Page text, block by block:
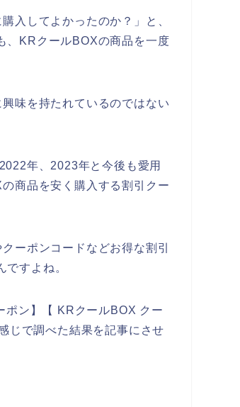
入してよかったのか？」と、
、KRクールBOXの商品を一度
味を持たれているのではない
年、2023年と今後も愛用
商品を安く購入する割引クー
ーポンコードなどお得な割引
すよね。
ポン】【 KRクールBOX クー
じで調べた結果を記事にさせ